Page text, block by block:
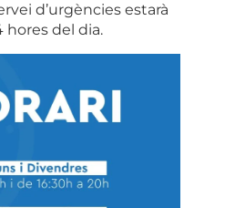
d’urgències estarà
hores del dia.